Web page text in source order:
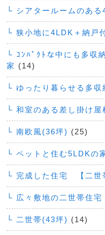
└ シアタールームのあ
└ 狭小地に4LDK＋納戸
└ ｺﾝﾊﾟｸﾄな中にも多収
家 (14)
└ ゆったり暮らせる多収
└ 和室のある差し掛け屋
└ 南欧風(36坪) (25)
└ ペットと住む5LDKの
└ 完成した住宅 【二世
└ 広々敷地の二世帯住宅
└ 二世帯(43坪) (14)